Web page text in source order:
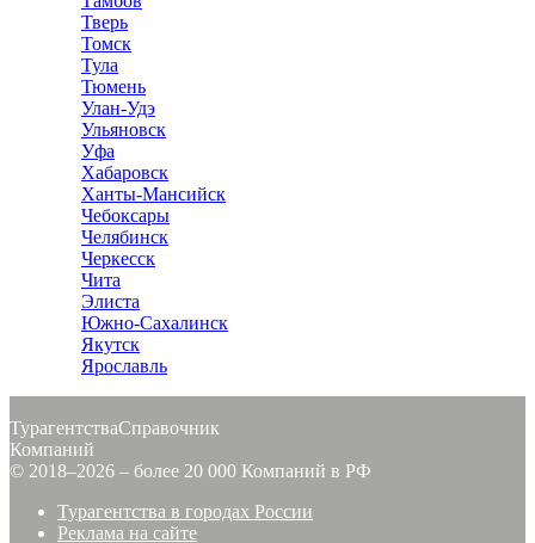
Тверь
Томск
Тула
Тюмень
Улан-Удэ
Ульяновск
Уфа
Хабаровск
Ханты-Мансийск
Чебоксары
Челябинск
Черкесск
Чита
Элиста
Южно-Сахалинск
Якутск
Ярославль
ТурагентстваСправочник
Компаний
© 2018–2026 – более 20 000 Компаний в РФ
Турагентства в городах России
Реклама на сайте